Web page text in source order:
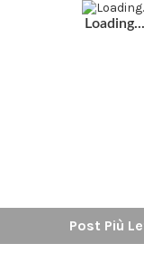
Loading...
Post Più